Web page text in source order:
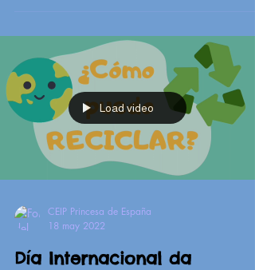
Load video
CEIP Princesa de España
18 may 2022
Día Internacional da